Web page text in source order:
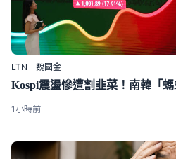
LTN｜魏國金
Kospi震盪慘遭割韭菜！南韓「
1小時前